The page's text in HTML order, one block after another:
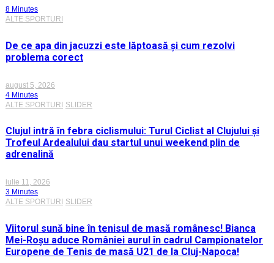
8 Minutes
ALTE SPORTURI
De ce apa din jacuzzi este lăptoasă și cum rezolvi
problema corect
august 5, 2026
4 Minutes
ALTE SPORTURI SLIDER
Clujul intră în febra ciclismului: Turul Ciclist al Clujului și
Trofeul Ardealului dau startul unui weekend plin de
adrenalină
iulie 11, 2026
3 Minutes
ALTE SPORTURI
SLIDER
Viitorul sună bine în tenisul de masă românesc! Bianca
Mei-Roșu aduce României aurul în cadrul Campionatelor
Europene de Tenis de masă U21 de la Cluj-Napoca!